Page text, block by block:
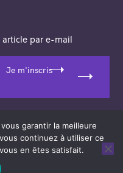
article par e-mail
Je m'inscris
les-Murs.
.
garantir la meilleure
continuez à utiliser ce
en êtes satisfait.